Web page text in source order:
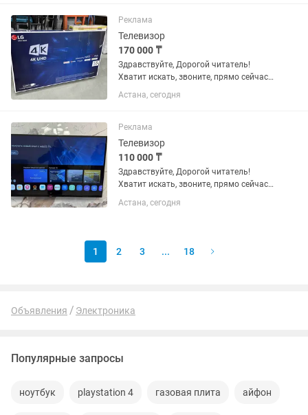
телевизор Процесс проходит
оперативно и...
Реклама
Телевизор
170 000 ₸
Здравствуйте, Дорогой читатель!
Хватит искать, звоните, прямо сейчас
мы сделаем то, что вы хотите
качественно и не дорого) Наши
современными функциями, такими
как...
Астана, сегодня
Реклама
Телевизор
110 000 ₸
Здравствуйте, Дорогой читатель!
Хватит искать, звоните, прямо сейчас
качественно и не дорого) Наши
как...
Астана, сегодня
1 2 3 ... 18
Объявления Электроника
Популярные запросы
ноутбук playstation 4 газовая плита айфон